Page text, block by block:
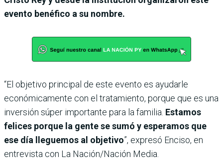
evento benéfico a su nombre.
“El objetivo principal de este evento es ayudarle
económicamente con el tratamiento, porque que es una
inversión súper importante para la familia. Estamos
felices porque la gente se sumó y esperamos que
ese día lleguemos al objetivo”, expresó Enciso, en
entrevista con La Nación/Nación Media.